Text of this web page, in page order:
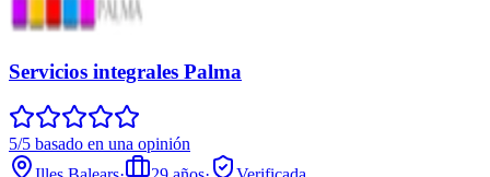
Servicios integrales Palma
5/5 basado en una opinión